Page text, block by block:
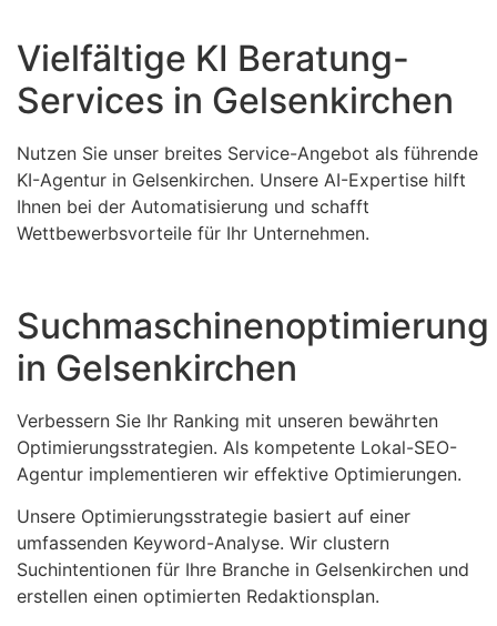
Vielfältige KI Beratung-
Services in Gelsenkirchen
Nutzen Sie unser breites Service-Angebot als führende
KI-Agentur in Gelsenkirchen. Unsere AI-Expertise hilft
Ihnen bei der Automatisierung und schafft
Wettbewerbsvorteile für Ihr Unternehmen.
Suchmaschinenoptimierung
in Gelsenkirchen
Verbessern Sie Ihr Ranking mit unseren bewährten
Optimierungsstrategien. Als kompetente Lokal-SEO-
Agentur implementieren wir effektive Optimierungen.
Unsere Optimierungsstrategie basiert auf einer
umfassenden Keyword-Analyse. Wir clustern
Suchintentionen für Ihre Branche in Gelsenkirchen und
erstellen einen optimierten Redaktionsplan.